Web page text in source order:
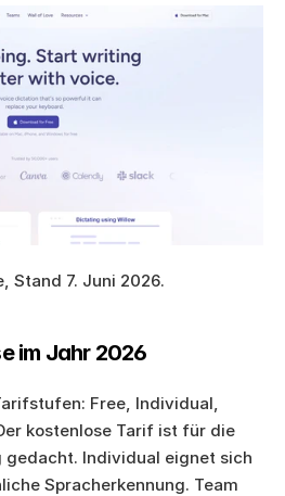
Stand 7. Juni 2026.
im Jahr 2026
Free, Individual,
kostenlose Tarif ist für die
Individual eignet sich
Spracherkennung. Team